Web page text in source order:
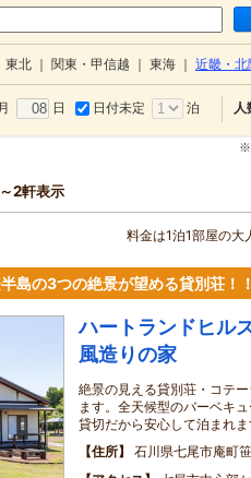
東北 関東・甲信越 東海 近畿・北
月 日 日付未定 泊 人
※
2軒表示
料金は1泊1部屋の大
島の3つの絶景が望める貸別荘！！
ハートランドヒル
風造りの家
絶景の見える貸別荘・コテ
ます。全天候型のバーベキ
貸切だから安心して泊まれま
住所
石川県七尾市庵町